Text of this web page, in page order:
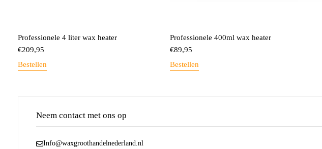
Professionele 4 liter wax heater
€209,95
Bestellen
Professionele 400ml wax heater
€89,95
Bestellen
Neem contact met ons op
Info@waxgroothandelnederland.nl